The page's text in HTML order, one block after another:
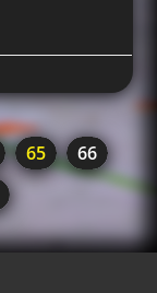
65
66